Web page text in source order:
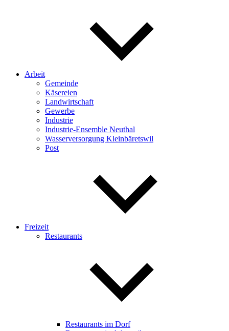
Arbeit
Gemeinde
Käsereien
Landwirtschaft
Gewerbe
Industrie
Industrie-Ensemble Neuthal
Wasserversorgung Kleinbäretswil
Post
Freizeit
Restaurants
Restaurants im Dorf